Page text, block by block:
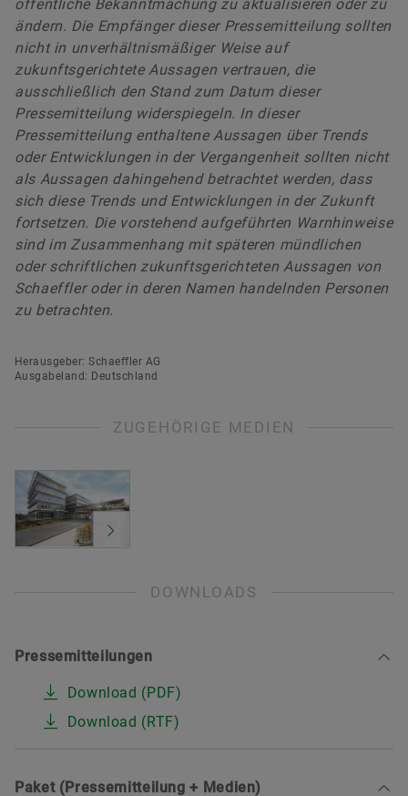
öffentliche Bekanntmachung zu aktualisieren oder zu
ändern. Die Empfänger dieser Pressemitteilung sollten
nicht in unverhältnismäßiger Weise auf
zukunftsgerichtete Aussagen vertrauen, die
ausschließlich den Stand zum Datum dieser
Pressemitteilung widerspiegeln. In dieser
Pressemitteilung enthaltene Aussagen über Trends
oder Entwicklungen in der Vergangenheit sollten nicht
als Aussagen dahingehend betrachtet werden, dass
sich diese Trends und Entwicklungen in der Zukunft
fortsetzen. Die vorstehend aufgeführten Warnhinweise
sind im Zusammenhang mit späteren mündlichen
oder schriftlichen zukunftsgerichteten Aussagen von
Schaeffler oder in deren Namen handelnden Personen
zu betrachten.
Herausgeber: Schaeffler AG
Ausgabeland: Deutschland
ZUGEHÖRIGE MEDIEN
DOWNLOADS
Pressemitteilungen
Download (PDF)
Download (RTF)
Paket (Pressemitteilung + Medien)